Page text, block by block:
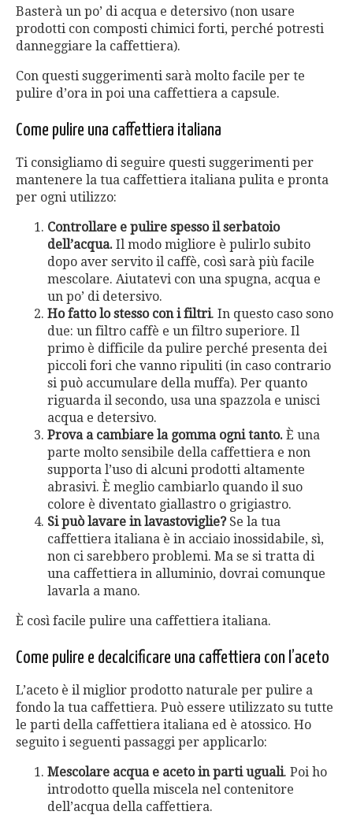
Basterà un po’ di acqua e detersivo (non usare
prodotti con composti chimici forti, perché potresti
danneggiare la caffettiera).
Con questi suggerimenti sarà molto facile per te
pulire d’ora in poi una caffettiera a capsule.
Come pulire una caffettiera italiana
Ti consigliamo di seguire questi suggerimenti per
mantenere la tua caffettiera italiana pulita e pronta
per ogni utilizzo:
Controllare e pulire spesso il serbatoio
dell’acqua. Il modo migliore è pulirlo subito
dopo aver servito il caffè, così sarà più facile
mescolare. Aiutatevi con una spugna, acqua e
un po’ di detersivo.
Ho fatto lo stesso con i filtri. In questo caso sono
due: un filtro caffè e un filtro superiore. Il
primo è difficile da pulire perché presenta dei
piccoli fori che vanno ripuliti (in caso contrario
si può accumulare della muffa). Per quanto
riguarda il secondo, usa una spazzola e unisci
acqua e detersivo.
Prova a cambiare la gomma ogni tanto. È una
parte molto sensibile della caffettiera e non
supporta l’uso di alcuni prodotti altamente
abrasivi. È meglio cambiarlo quando il suo
colore è diventato giallastro o grigiastro.
Si può lavare in lavastoviglie?Se la tua
caffettiera italiana è in acciaio inossidabile, sì,
non ci sarebbero problemi. Ma se si tratta di
una caffettiera in alluminio, dovrai comunque
lavarla a mano.
È così facile pulire una caffettiera italiana.
Come pulire e decalcificare una caffettiera con l’aceto
L’aceto è il miglior prodotto naturale per pulire a
fondo la tua caffettiera. Può essere utilizzato su tutte
le parti della caffettiera italiana ed è atossico. Ho
seguito i seguenti passaggi per applicarlo:
Mescolare acqua e aceto in parti uguali. Poi ho
introdotto quella miscela nel contenitore
dell’acqua della caffettiera.